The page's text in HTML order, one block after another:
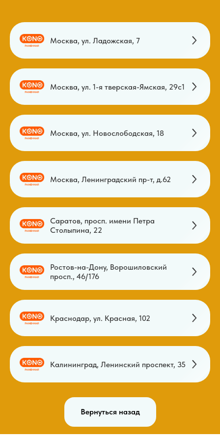
Москва, ул. Ладожская, 7
Москва, ул. 1-я тверская-Ямская, 29с1
Москва, ул. Новослободская, 18
Москва, Ленинградский пр-т, д.62
Саратов, просп. имени Петра
Столыпина, 22
Ростов-на-Дону, Ворошиловский
просп., 46/176
Краснодар, ул. Красная, 102
Калининград, Ленинский проспект, 35
Вернуться назад